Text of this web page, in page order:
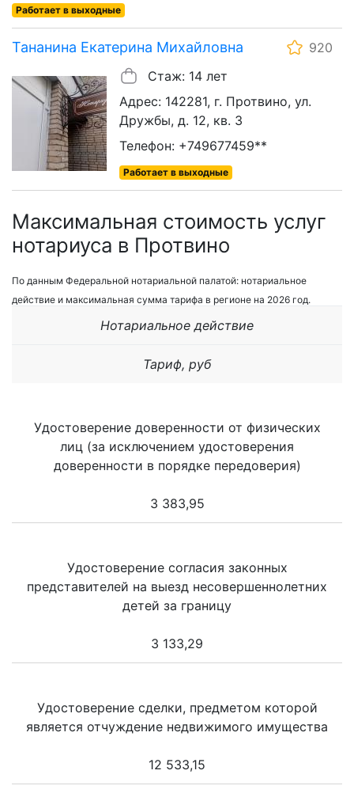
Работает в выходные
Тананина Екатерина Михайловна
920
Стаж: 14 лет
Адрес: 142281, г. Протвино, ул.
Дружбы, д. 12, кв. 3
Телефон: +749677459**
Работает в выходные
Максимальная стоимость услуг
нотариуса в Протвино
По данным Федеральной нотариальной палатой: нотариальное
действие и максимальная сумма тарифа в регионе на 2026 год.
Нотариальное действие
Тариф, руб
Удостоверение доверенности от физических
лиц (за исключением удостоверения
доверенности в порядке передоверия)
3 383,95
Удостоверение согласия законных
представителей на выезд несовершеннолетних
детей за границу
3 133,29
Удостоверение сделки, предметом которой
является отчуждение недвижимого имущества
12 533,15